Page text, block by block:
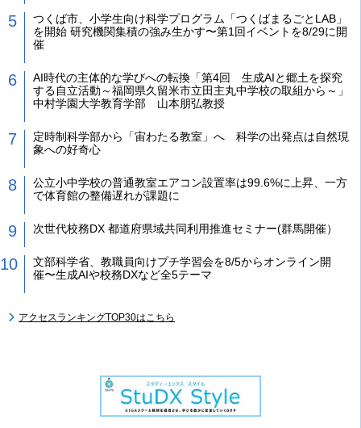
つくば市、小学生向け科学プログラム「つくばまるごとLAB」
を開始 研究機関集積の強み生かす〜第1回イベントを8/29に開
催
AI時代の主体的な学びへの転換「第4回 生成AIと郷土を探究
する自立活動～福岡県久留米市立田主丸中学校の取組から～」
中村学園大学教育学部 山本朋弘教授
定時制科学部から「宙わたる教室」へ 科学の出発点は自然現
象への好奇心
公立小中学校の普通教室エアコン設置率は99.6%に上昇、一方
で体育館の整備遅れが課題に
次世代校務DX 都道府県域共同利用推進セミナー(群馬開催）
文部科学省、教職員向けプチ学習会を8/5からオンライン開
催〜生成AIや校務DXなど全5テーマ
アクセスランキングTOP30はこちら